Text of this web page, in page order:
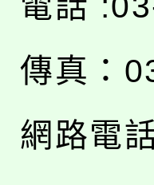
傳真：
網路電